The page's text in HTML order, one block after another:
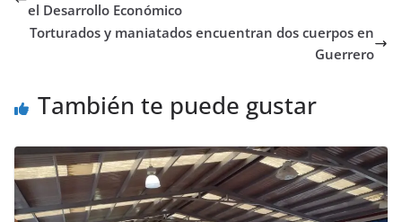
el Desarrollo Económico
Torturados y maniatados encuentran dos cuerpos en
Guerrero
También te puede gustar